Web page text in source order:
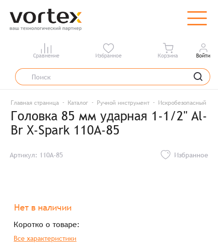
Сравнение Избранное Корзина Войти
Главная страница Каталог Ручной инструмент Искробезопасный
Головка 85 мм ударная 1-1/2" Al-
Br X-Spark 110A-85
Артикул: 110A-85 Избранное
Нет в наличии
Коротко о товаре:
Все характеристики